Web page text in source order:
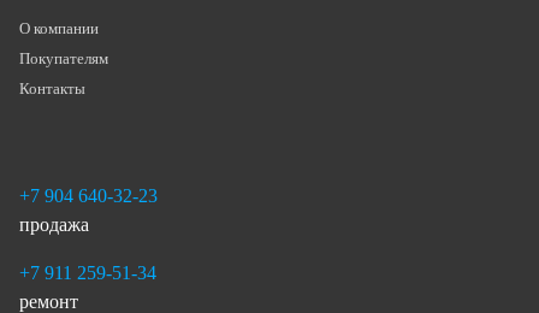
О компании
Покупателям
Контакты
+7 904 640-32-23
продажа
+7 911 259-51-34
ремонт